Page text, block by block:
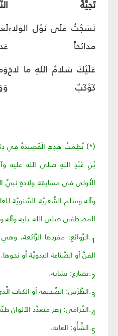
تَحِيَّةً
نَسَجْتُ عَلَى نَوْلِ الوَلاءِ
مَدائِحاً
عَلَيْكَ سَلامُ اللهِ ما لاحَ
كَوْكَبٌ
(*) نُظِمَتْ هَذِهِ الْقَصِيدَةُ فِي ذِكْرَى
بْنِ عَبْدِ اللهِ صلى الله عليه
الأُولى في مسابقة ولادةِ نبيِّ
المصطفَى صلى الله عليه وآله
1.الرَّوائع: مفردها الرَّائعة،
الفنِّ أو الصِّناعة اليدويَّة أَو نحوها.
2.تضارع: تشابه.
3.الطِّرْس: الصَّحيفة أو الكتاب الَّذي مُحي ثم كُتب.
4.الخُزامَى: زهر متعدِّد الألوان طيِّب الرَّائِحة.
5.الشَّأْو: الغاية.